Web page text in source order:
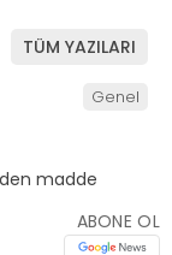
TÜM YAZILARI
Genel
ABONE OL